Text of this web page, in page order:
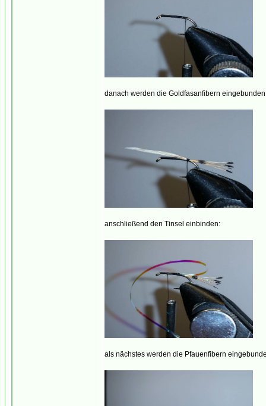
danach werden die Goldfasanfibern
anschließend den Tinsel einbinden:
als nächstes werden die Pfauenfibern